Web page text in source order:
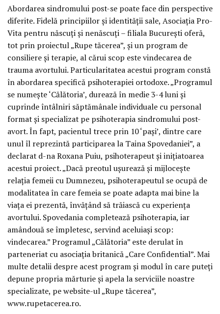
Abordarea sindromului post-se poate face din perspective
diferite. Fidelă principiilor şi identităţii sale, Asociaţia Pro-
Vita pentru născuţi şi nenăscuţi – filiala Bucureşti oferă,
tot prin proiectul „Rupe tăcerea”, şi un program de
consiliere şi terapie, al cărui scop este vindecarea de
trauma avortului. Particularitatea acestui program constă
în abordarea specifică psihoterapiei ortodoxe. „Programul
se numeşte ‘Călătoria’, durează în medie 3-4 luni şi
cuprinde întâlniri săptămânale individuale cu personal
format şi specializat pe psihoterapia sindromului post-
avort. În fapt, pacientul trece prin 10 ‘paşi’, dintre care
unul îl reprezintă participarea la Taina Spovedaniei”, a
declarat d-na Roxana Puiu, psihoterapeut şi iniţiatoarea
acestui proiect. „Dacă preotul uşurează şi mijloceşte
relaţia femeii cu Dumnezeu, psihoterapeutul se ocupă de
modalitatea în care femeia se poate adapta mai bine la
viaţa ei prezentă, învăţând să trăiască cu experienţa
avortului. Spovedania completează psihoterapia, iar
amândouă se împletesc, servind aceluiaşi scop:
vindecarea.” Programul „Călătoria” este derulat în
parteneriat cu asociaţia britanică „Care Confidential”. Mai
multe detalii despre acest program şi modul în care puteţi
depune propria mărturie şi apela la serviciile noastre
specializate, pe website-ul „Rupe tăcerea”,
www.rupetacerea.ro.